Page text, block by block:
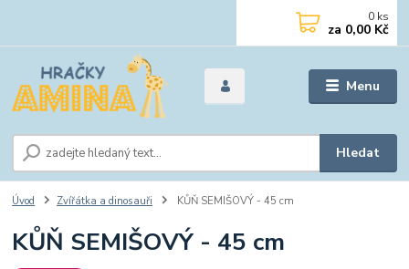
Menu
Hledat
0 ks
za 0,00 Kč
Úvod Zvířátka a dinosauři KŮŇ SEMIŠOVÝ - 45 cm
KŮŇ SEMIŠOVÝ - 45 cm